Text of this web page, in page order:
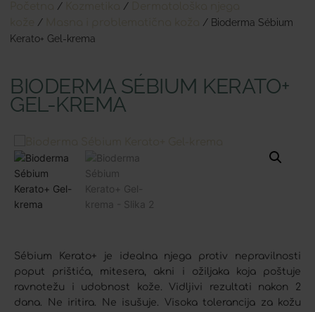
/ /
/
/ Bioderma Sébium
Kerato+ Gel-krema
BIODERMA SÉBIUM KERATO+
GEL-KREMA
Sébium Kerato+ je idealna njega protiv nepravilnosti
poput prištića, mitesera, akni i ožiljaka koja poštuje
ravnotežu i udobnost kože. Vidljivi rezultati nakon 2
dana. Ne iritira. Ne isušuje. Visoka tolerancija za kožu